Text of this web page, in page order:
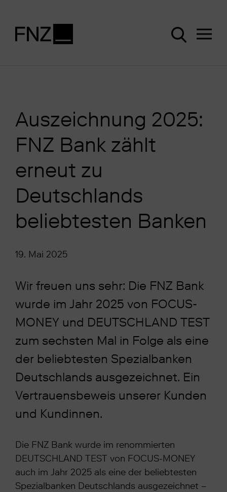
Auszeichnung 2025:
FNZ Bank zählt
erneut zu
Deutschlands
beliebtesten Banken
19. Mai 2025
Wir freuen uns sehr: Die FNZ Bank
wurde im Jahr 2025 von FOCUS-
MONEY und DEUTSCHLAND TEST
zum sechsten Mal in Folge als eine
der beliebtesten Spezialbanken
Deutschlands ausgezeichnet. Ein
Vertrauensbeweis unserer Kunden
und Kundinnen.
Die FNZ Bank wurde im renommierten
DEUTSCHLAND TEST von FOCUS-MONEY
auch im Jahr 2025 als eine der beliebtesten
Spezialbanken Deutschlands ausgezeichnet –